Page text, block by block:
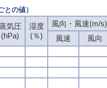
の値）
気圧
(hPa)
湿度
(％)
風向・風速(m/s)
風速 風向
気圧
(hPa)
湿度
(％)
風向・風速(m/s)
風速 風向
気圧
(hPa)
湿度
(％)
風向・風速(m/s)
風速 風向
気圧
(hPa)
湿度
(％)
風向・風速(m/s)
風速 風向